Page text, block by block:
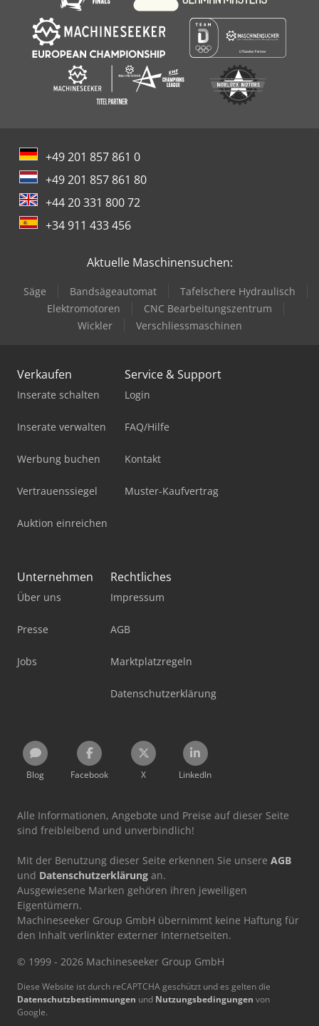
+49 201 857 861 0
+49 201 857 861 80
+44 20 331 800 72
+34 911 433 456
Aktuelle Maschinensuchen:
Säge Bandsägeautomat
Tafelschere Hydraulisch
Elektromotoren
CNC Bearbeitungszentrum
Wickler
Verschliessmaschinen
Verkaufen
Inserate schalten
Inserate verwalten
Werbung buchen
Vertrauenssiegel
Auktion einreichen
Service & Support
Login
FAQ/Hilfe
Kontakt
Muster-Kaufvertrag
Unternehmen
Über uns
Presse
Jobs
Rechtliches
Impressum
AGB
Marktplatzregeln
Datenschutzerklärung
Blog Facebook X LinkedIn
Alle Informationen, Angebote und Preise auf dieser Seite
sind freibleibend und unverbindlich!
Mit der Benutzung dieser Seite erkennen Sie unsere AGB
und Datenschutzerklärung an.
Ausgewiesene Marken gehören ihren jeweiligen
Eigentümern.
Machineseeker Group GmbH übernimmt keine Haftung für
den Inhalt verlinkter externer Internetseiten.
© 1999 - 2026 Machineseeker Group GmbH
Diese Website ist durch reCAPTCHA geschützt und es gelten die
Datenschutzbestimmungen und Nutzungsbedingungen von
Google.